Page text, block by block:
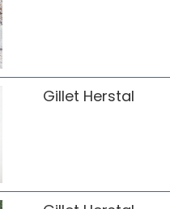
Gillet Herstal